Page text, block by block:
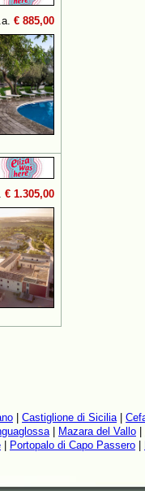
€ 885,00
€ 1.305,00
Castiglione di Sicilia|
| Mazara del Vallo
Portopalo di Capo Passero